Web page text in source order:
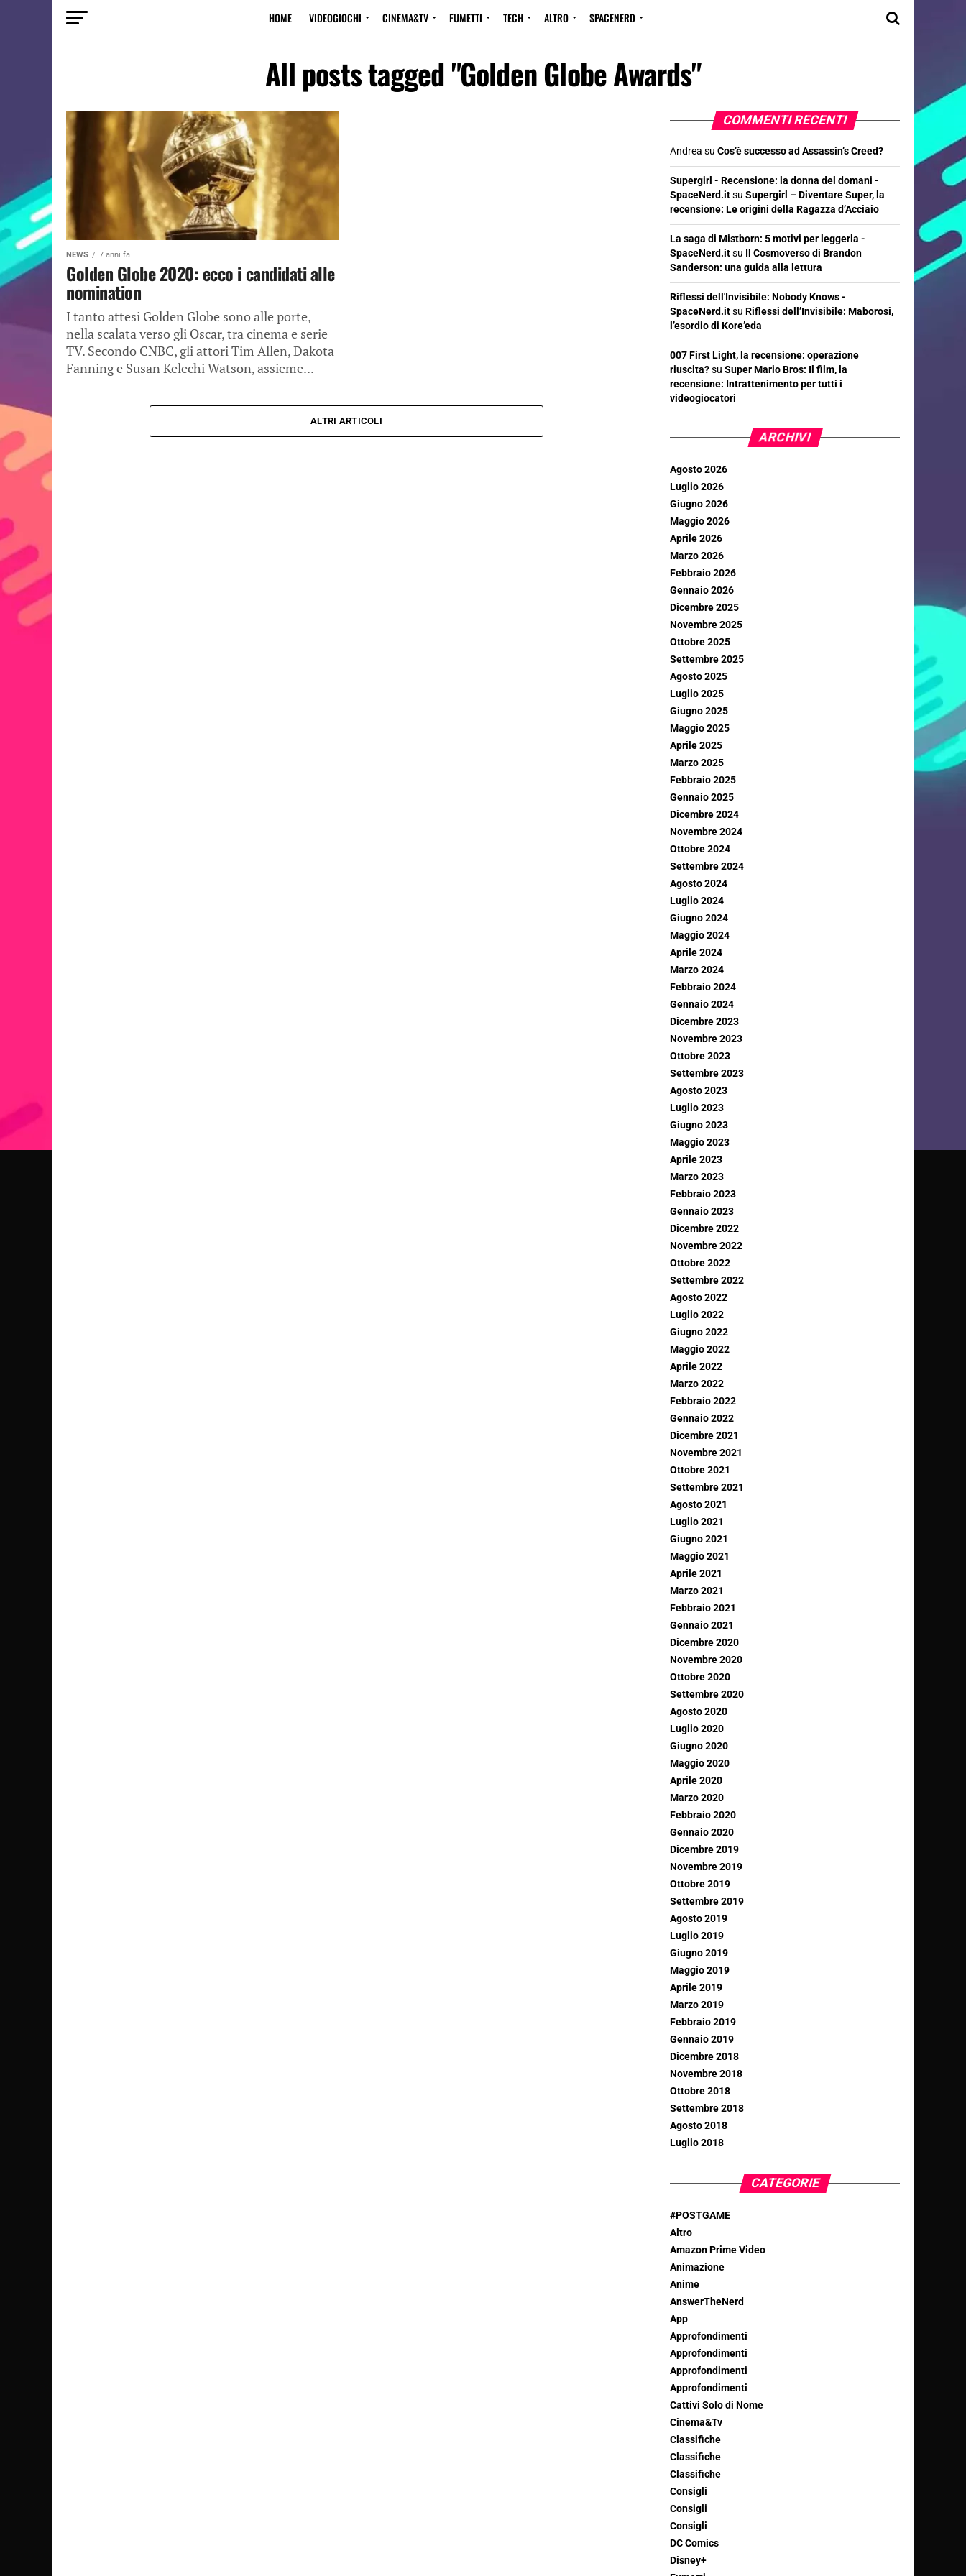
HOME VIDEOGIOCHI CINEMA&TV FUMETTI TECH ALTRO SPACENERD
All posts tagged "Golden Globe Awards"
NEWS 7 anni fa
Golden Globe 2020: ecco i candidati alle
nomination
I tanto attesi Golden Globe sono alle porte,
nella scalata verso gli Oscar, tra cinema e serie
TV. Secondo CNBC, gli attori Tim Allen, Dakota
Fanning e Susan Kelechi Watson, assieme...
ALTRI ARTICOLI
COMMENTI RECENTI
Andrea su Cos’è successo ad Assassin’s Creed?
Supergirl - Recensione: la donna del domani -
SpaceNerd.itsu Supergirl – Diventare Super, la
recensione: Le origini della Ragazza d’Acciaio
La saga di Mistborn: 5 motivi per leggerla -
SpaceNerd.itsu Il Cosmoverso di Brandon
Sanderson: una guida alla lettura
Riflessi dell'Invisibile: Nobody Knows -
SpaceNerd.itsu Riflessi dell’Invisibile: Maborosi,
l’esordio di Kore’eda
007 First Light, la recensione: operazione
riuscita?su Super Mario Bros: Il film, la
recensione: Intrattenimento per tutti i
videogiocatori
ARCHIVI
Agosto 2026
Luglio 2026
Giugno 2026
Maggio 2026
Aprile 2026
Marzo 2026
Febbraio 2026
Gennaio 2026
Dicembre 2025
Novembre 2025
Ottobre 2025
Settembre 2025
Agosto 2025
Luglio 2025
Giugno 2025
Maggio 2025
Aprile 2025
Marzo 2025
Febbraio 2025
Gennaio 2025
Dicembre 2024
Novembre 2024
Ottobre 2024
Settembre 2024
Agosto 2024
Luglio 2024
Giugno 2024
Maggio 2024
Aprile 2024
Marzo 2024
Febbraio 2024
Gennaio 2024
Dicembre 2023
Novembre 2023
Ottobre 2023
Settembre 2023
Agosto 2023
Luglio 2023
Giugno 2023
Maggio 2023
Aprile 2023
Marzo 2023
Febbraio 2023
Gennaio 2023
Dicembre 2022
Novembre 2022
Ottobre 2022
Settembre 2022
Agosto 2022
Luglio 2022
Giugno 2022
Maggio 2022
Aprile 2022
Marzo 2022
Febbraio 2022
Gennaio 2022
Dicembre 2021
Novembre 2021
Ottobre 2021
Settembre 2021
Agosto 2021
Luglio 2021
Giugno 2021
Maggio 2021
Aprile 2021
Marzo 2021
Febbraio 2021
Gennaio 2021
Dicembre 2020
Novembre 2020
Ottobre 2020
Settembre 2020
Agosto 2020
Luglio 2020
Giugno 2020
Maggio 2020
Aprile 2020
Marzo 2020
Febbraio 2020
Gennaio 2020
Dicembre 2019
Novembre 2019
Ottobre 2019
Settembre 2019
Agosto 2019
Luglio 2019
Giugno 2019
Maggio 2019
Aprile 2019
Marzo 2019
Febbraio 2019
Gennaio 2019
Dicembre 2018
Novembre 2018
Ottobre 2018
Settembre 2018
Agosto 2018
Luglio 2018
CATEGORIE
#POSTGAME
Altro
Amazon Prime Video
Animazione
Anime
AnswerTheNerd
App
Approfondimenti
Approfondimenti
Approfondimenti
Approfondimenti
Cattivi Solo di Nome
Cinema&Tv
Classifiche
Classifiche
Classifiche
Consigli
Consigli
Consigli
DC Comics
Disney+